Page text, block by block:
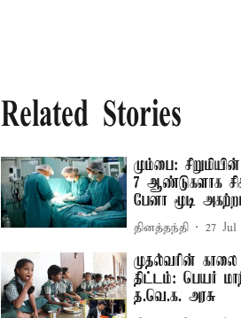
Related Stories
மும்பை:
7 ஆண்டுகளாக
பேனா மூடி
தினத்தந்தி 27 Jul
முதல்வரின்
திட்டம்: பெயர்
த.வெ.க. அரசு